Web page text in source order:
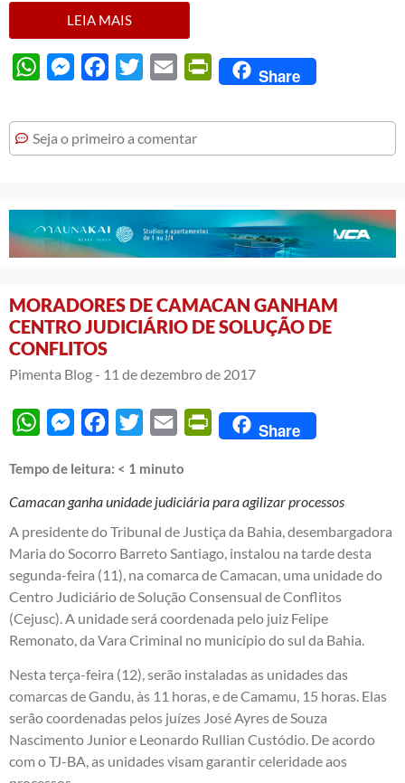
LEIA MAIS
WhatsAppMessengerFacebook
Twitter Email PrintFriendly
Share
Seja o primeiro a comentar
MORADORES DE CAMACAN GANHAM
CENTRO JUDICIÁRIO DE SOLUÇÃO DE
CONFLITOS
Pimenta Blog - 11 de dezembro de 2017
WhatsAppMessengerFacebook
Twitter Email PrintFriendly
Share
Tempo de leitura: < 1 minuto
Camacan ganha unidade judiciária para agilizar processos
A presidente do Tribunal de Justiça da Bahia, desembargadora
Maria do Socorro Barreto Santiago, instalou na tarde desta
segunda-feira (11), na comarca de Camacan, uma unidade do
Centro Judiciário de Solução Consensual de Conflitos
(Cejusc). A unidade será coordenada pelo juiz Felipe
Remonato, da Vara Criminal no município do sul da Bahia.
Nesta terça-feira (12), serão instaladas as unidades das
comarcas de Gandu, às 11 horas, e de Camamu, 15 horas. Elas
serão coordenadas pelos juízes José Ayres de Souza
Nascimento Junior e Leonardo Rullian Custódio. De acordo
com o TJ-BA, as unidades visam garantir celeridade aos